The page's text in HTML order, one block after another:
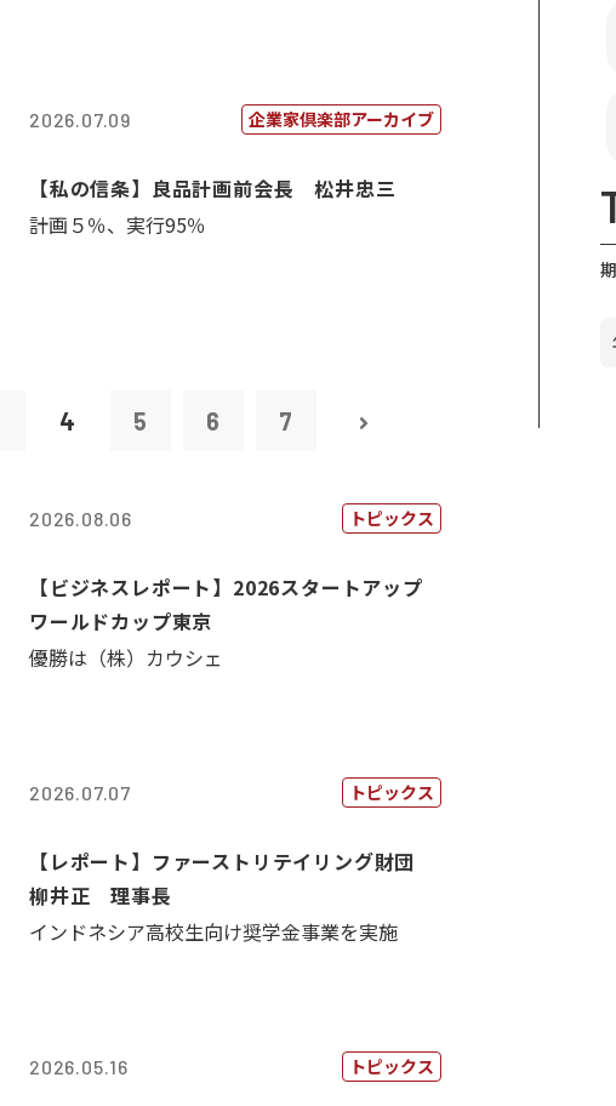
2026.07.09 企業家倶楽部アーカイブ
【私の信条】良品計画前会長 松井忠三
計画５％、実行95％
4 5 6 7
2026.08.06 トピックス
【ビジネスレポート】2026スタートアップ
ワールドカップ東京
優勝は（株）カウシェ
2026.07.07 トピックス
【レポート】ファーストリテイリング財団
柳井正 理事長
インドネシア高校生向け奨学金事業を実施
2026.05.16 トピックス